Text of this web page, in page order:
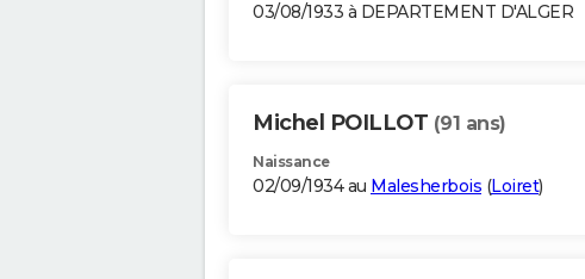
03/08/1933 à DEPARTEMENT D'ALGER
Michel POILLOT (91 ans)
Naissance
02/09/1934 au Malesherbois (Loiret)